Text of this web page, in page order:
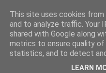
prototypia
"ΠΡΩΤΟΤΥΠΙΑ" *
This site uses cookies
and to analyze traffic. Your
shared with Google along
metrics to ensure quality of
statistics, and to detect
LEARN